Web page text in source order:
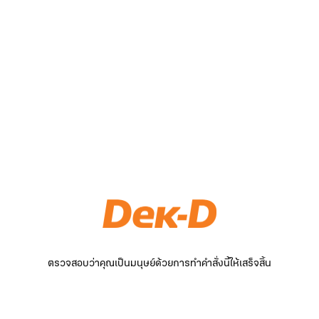
ตรวจสอบว่าคุณเป็นมนุษย์ด้วยการทำคำสั่งนี้ให้เสร็จสิ้น